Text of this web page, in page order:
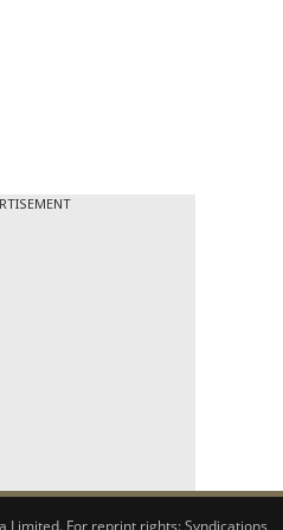
Limited. For reprint rights:Syndications